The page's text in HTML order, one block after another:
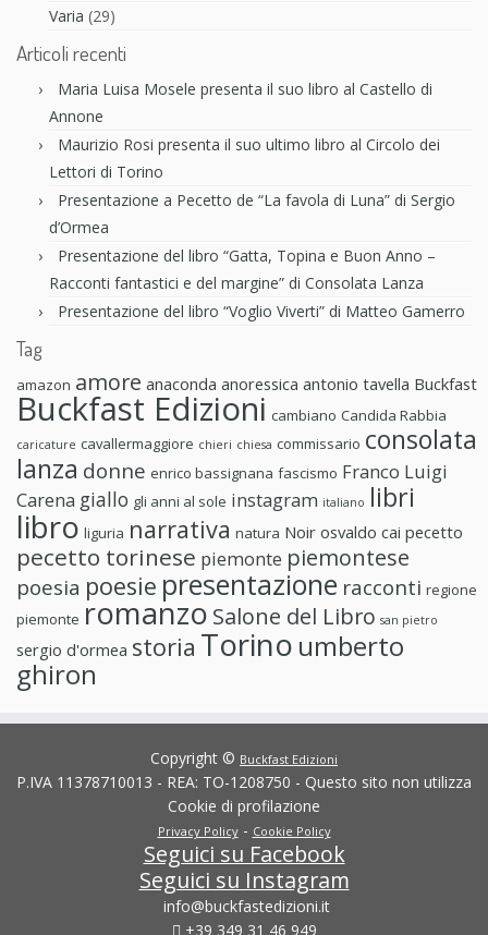
Varia (29)
Articoli recenti
Maria Luisa Mosele presenta il suo libro al Castello di
Annone
Maurizio Rosi presenta il suo ultimo libro al Circolo dei
Lettori di Torino
Presentazione a Pecetto de “La favola di Luna” di Sergio
d’Ormea
Presentazione del libro “Gatta, Topina e Buon Anno –
Racconti fantastici e del margine” di Consolata Lanza
Presentazione del libro “Voglio Viverti” di Matteo Gamerro
Tag
amazon amore anaconda anoressica antonio tavella Buckfast
Buckfast Edizioni cambiano Candida Rabbia
caricature cavallermaggiore chieri chiesa commissario consolata
lanza donne enrico bassignana fascismo Franco Luigi
Carena giallo gli anni al sole instagram italiano libri
libro liguria narrativa natura Noir osvaldo cai pecetto
pecetto torinese piemonte piemontese
poesia poesie presentazione racconti regione
piemonte romanzo Salone del Libro san pietro
sergio d'ormea storia Torino umberto
ghiron
Copyright © Buckfast Edizioni
P.IVA 11378710013 - REA: TO-1208750 - Questo sito non utilizza
Cookie di profilazione
Privacy Policy- Cookie Policy
Seguici su Facebook
Seguici su Instagram
info@buckfastedizioni.it
+39 349 31 46 949